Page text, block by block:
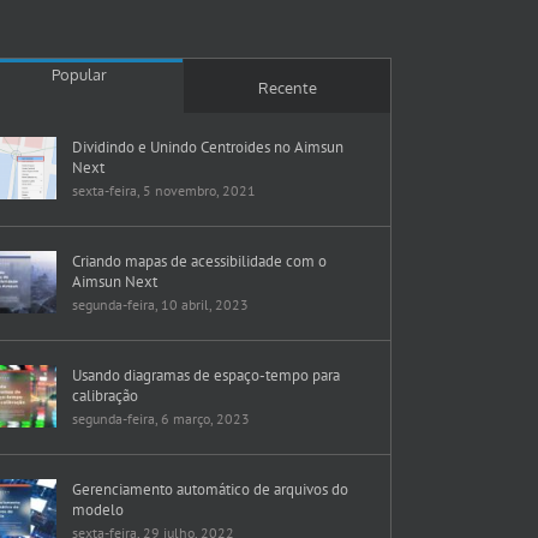
Popular
Recente
Dividindo e Unindo Centroides no Aimsun
Next
sexta-feira, 5 novembro, 2021
Criando mapas de acessibilidade com o
Aimsun Next
segunda-feira, 10 abril, 2023
Usando diagramas de espaço-tempo para
calibração
segunda-feira, 6 março, 2023
Gerenciamento automático de arquivos do
modelo
sexta-feira, 29 julho, 2022